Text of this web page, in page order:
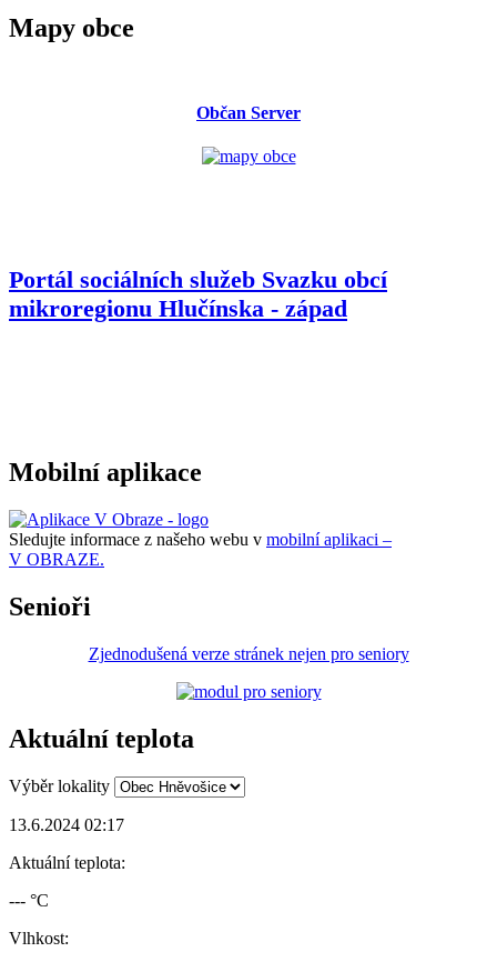
Mapy obce
Občan Server
Portál sociálních služeb Svazku obcí
mikroregionu Hlučínska - západ
Mobilní aplikace
Sledujte informace z našeho webu v mobilní aplikaci –
V OBRAZE.
Senioři
Zjednodušená verze stránek nejen pro seniory
Aktuální teplota
Výběr lokality
13.6.2024 02:17
Aktuální teplota:
--- °C
Vlhkost: